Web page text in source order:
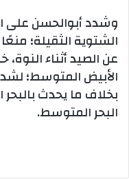
وشدد أبوالحسن على
الشتوية الثقيلة؛
عن الصيد أثناء
الأبيض المتوسط؛
بخلاف ما يحدث
البحر المتوسط.